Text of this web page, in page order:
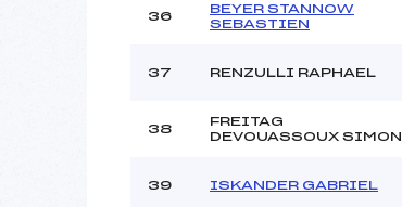
36
BEYER STANNOW
SEBASTIEN
37 RENZULLI RAPHAEL
38
FREITAG
DEVOUASSOUX SIMON
39 ISKANDER GABRIEL